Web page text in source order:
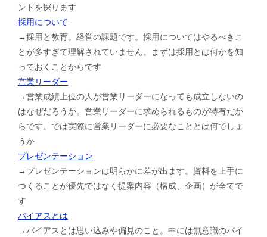
ントを探ります
採用について
→採用と教育。経営の課題です。採用についてはやるべきこ
とが多すぎて理解されていません。まずは採用とは何かを知
っておくことからです
営業リーダー
→営業成績上位の人が営業リーダーになっても成立しないの
はなぜだろうか。営業リーダーに求められるものが特有だか
らです。では実際に営業リーダーに必要なこととは何でしょ
うか
プレゼンテーション
→プレゼンテーションは明らかに差が出ます。資料を上手に
つくることが優先ではなく提案内容（構成、企画）が全てで
す
バイアスとは
→バイアスとは思い込みや偏見のこと。中には無意識のバイ